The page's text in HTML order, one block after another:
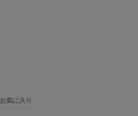
お気に入り